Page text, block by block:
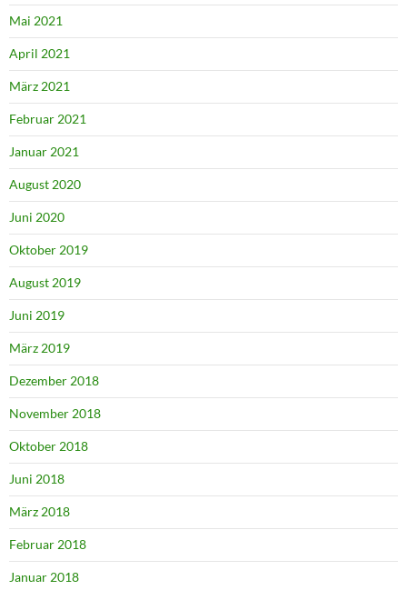
Mai 2021
April 2021
März 2021
Februar 2021
Januar 2021
August 2020
Juni 2020
Oktober 2019
August 2019
Juni 2019
März 2019
Dezember 2018
November 2018
Oktober 2018
Juni 2018
März 2018
Februar 2018
Januar 2018